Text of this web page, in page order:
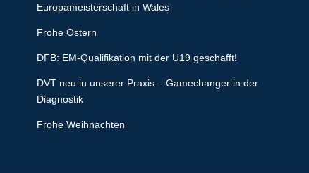
Europameisterschaft in Wales
Frohe Ostern
DFB: EM-Qualifikation mit der U19 geschafft!
DVT neu in unserer Praxis – Gamechanger in der
Diagnostik
Frohe Weihnachten